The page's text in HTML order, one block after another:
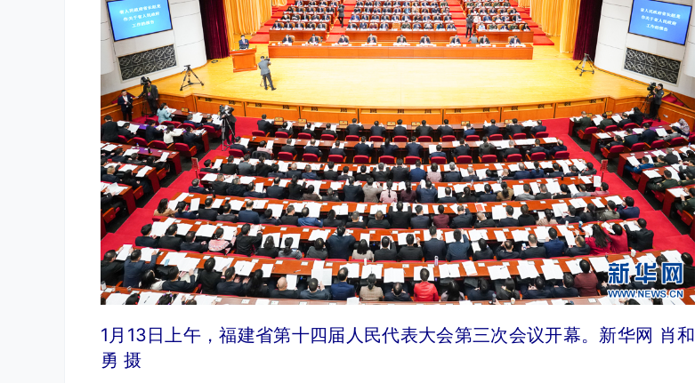
1月13日上午，福建省第十四届人民代表大会第三次会议开幕。新华网 肖和
勇 摄